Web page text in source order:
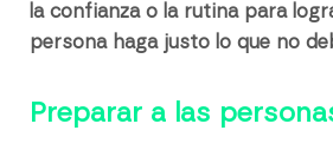
la confianza o la rutina para
persona haga justo lo que no
Preparar a las